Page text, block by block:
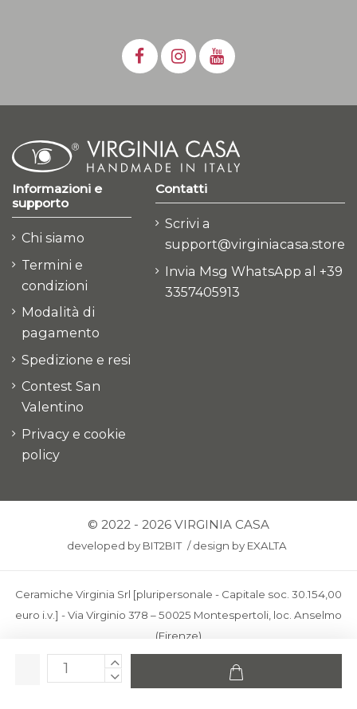
Informazioni e
supporto
Chi siamo
Termini e
condizioni
Modalità di
pagamento
Spedizione e resi
Contest San
Valentino
Privacy e cookie
policy
Contatti
Scrivi a
support@virginiacasa.store
Invia Msg WhatsApp al +39
3357405913
© 2022 - 2026 VIRGINIA CASA
developed by BIT2BIT /design by EXALTA
Ceramiche Virginia Srl [pluripersonale - Capitale soc. 30.154,00
euro i.v.] - Via Virginio 378 – 50025 Montespertoli, loc. Anselmo
(Firenze)
C.F. e P.IVA: IT00436100481 - REA: FI-227733 - PEC:
ceramichevirginia@pec.it